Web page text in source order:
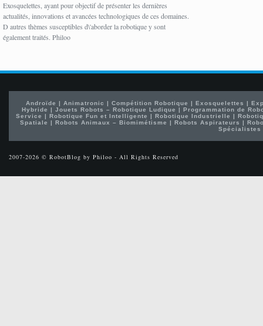
Exosquelettes, ayant pour objectif de présenter les dernières
actualités, innovations et avancées technologiques de ces domaines.
D autres thèmes susceptibles d\'aborder la robotique y sont
également traités. Philoo
Androïde | Animatronic | Compétition Robotique | Exosquelettes |
Hybride |Jouets Robots – Robotique Ludique |Programmation de
Service | Robotique Fun et Intelligente | Robotique Industrielle |
Spatiale | Robots Animaux – Biomimétisme | Robots Aspirateurs |
Spécialistes
2007-2026 © RobotBlog by Philoo - All Rights Reserved